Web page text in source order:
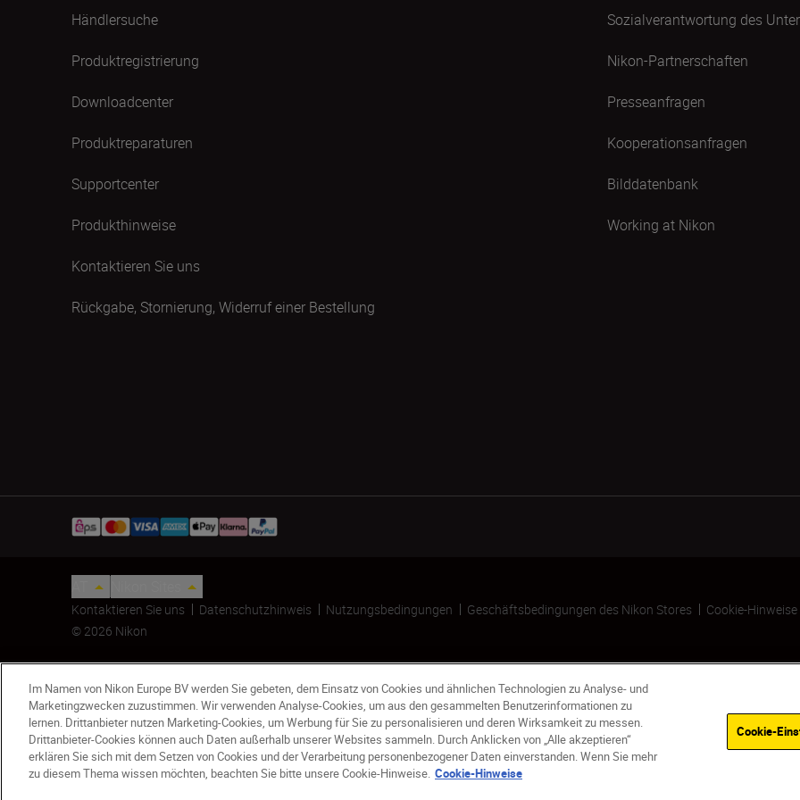
SS-800
Händlersuche
Produktregistrierung
Downloadcenter
Produktreparaturen
Supportcenter
Produkthinweise
Kontaktieren Sie uns
Rückgabe, Stornierung, Widerruf einer Bestellung
Sozialverantwortung des
Nikon-Partnerschaften
Presseanfragen
Kooperationsanfragen
Bilddatenbank
Working at Nikon
Kontaktieren Sie uns Datenschutzhinweis Nutzungsbedingungen Geschäftsbedingungen des Nikon Stores Cookie-Hinweise
© 2026 Nikon
Im Namen von Nikon Europe BV werden Sie gebeten, dem Einsatz von Cookies und ähnlichen Technologien zu Analyse- und
Marketingzwecken zuzustimmen. Wir verwenden Analyse-Cookies, um aus den gesammelten Benutzerinformationen zu
lernen. Drittanbieter nutzen Marketing-Cookies, um Werbung für Sie zu personalisieren und deren Wirksamkeit zu messen.
Drittanbieter-Cookies können auch Daten außerhalb unserer Websites sammeln. Durch Anklicken von „Alle akzeptieren“
erklären Sie sich mit dem Setzen von Cookies und der Verarbeitung personenbezogener Daten einverstanden. Wenn Sie mehr
zu diesem Thema wissen möchten, beachten Sie bitte unsere Cookie-Hinweise. Cookie-Hinweise
Cookie-